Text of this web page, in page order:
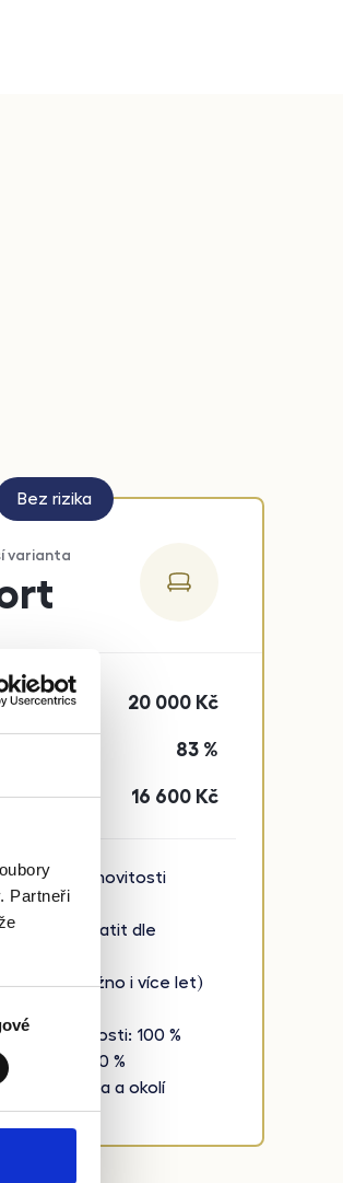
Partneři
Bez rizika
varianta
20 000 Kč
83 %
16 600 Kč
správa nemovitosti
bytu
začínáme platit dle
1 rok (možno i více let)
neobsazenosti: 100 %
neplatičů: 100 %
Krajská města a okolí